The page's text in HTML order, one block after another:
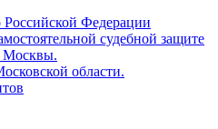
Российской Федерации
судебной защите
Москвы.
области.